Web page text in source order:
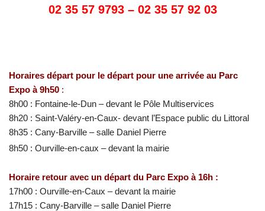
02 35 57 9793 – 02 35 57 92 03
Horaires départ pour le départ pour une arrivée au Parc
Expo à 9h50 :
8h00 : Fontaine-le-Dun – devant le Pôle Multiservices
8h20 : Saint-Valéry-en-Caux- devant l’Espace public du Littoral
8h35 : Cany-Barville – salle Daniel Pierre
8h50 : Ourville-en-caux – devant la mairie
Horaire retour avec un départ du Parc Expo à 16h :
17h00 : Ourville-en-Caux – devant la mairie
17h15 : Cany-Barville – salle Daniel Pierre